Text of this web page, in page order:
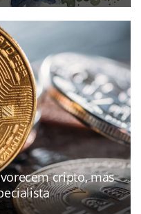
cripto, mas